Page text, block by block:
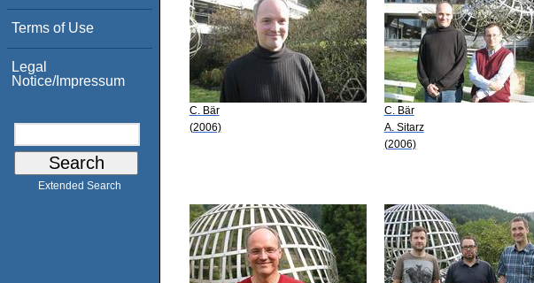
Terms of Use
Legal
Notice/Impressum
Extended Search
C. Bär
(2006)
C. Bär
A. Sitarz
(2006)